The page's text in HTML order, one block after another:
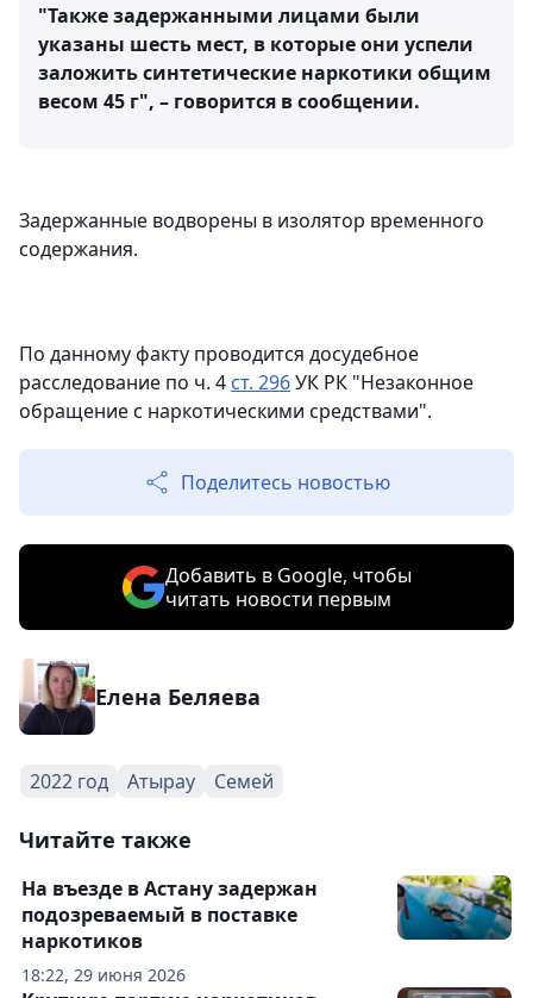
"Также задержанными лицами были
указаны шесть мест, в которые они успели
заложить синтетические наркотики общим
весом 45 г", – говорится в сообщении.
Задержанные водворены в изолятор временного
содержания.
По данному факту проводится досудебное
расследование по ч. 4 ст. 296УК РК "Незаконное
обращение с наркотическими средствами".
Поделитесь новостью
Добавить в Google, чтобы
читать новости первым
Елена Беляева
2022 год Атырау Семей
Читайте также
18:22, 29 июня 2026
На въезде в Астану задержан
подозреваемый в поставке
наркотиков